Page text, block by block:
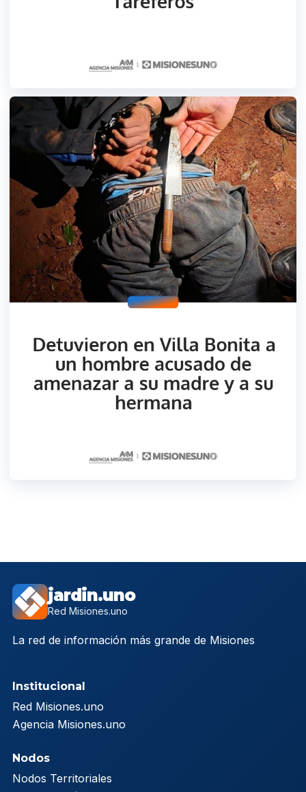
jardin.uno
Red Misiones.uno
La red de información más grande de Misiones
Institucional
Red Misiones.uno
Agencia Misiones.uno
Nodos
Nodos Territoriales